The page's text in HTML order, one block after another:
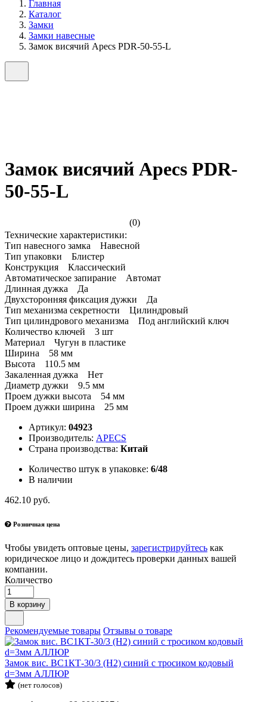
Главная
Каталог
Замки
Замки навесные
Замок висячий Apecs PDR-50-55-L
Замок висячий Apecs PDR-
50-55-L
(0)
Технические характеристики:
Тип навесного замка Навесной
Тип упаковки Блистер
Конструкция Классический
Автоматическое запирание Автомат
Длинная дужка Да
Двухсторонняя фиксация дужки Да
Тип механизма секретности Цилиндровый
Тип цилиндрового механизма Под английский ключ
Количество ключей 3 шт
Материал Чугун в пластике
Ширина 58 мм
Высота 110.5 мм
Закаленная дужка Нет
Диаметр дужки 9.5 мм
Проем дужки высота 54 мм
Проем дужки ширина 25 мм
Артикул: 04923
Производитель: APECS
Страна производства: Китай
Количество штук в упаковке: 6/48
В наличии
462.10 руб.
Розничная цена
Чтобы увидеть оптовые цены, зарегистрируйтесь как
юридическое лицо и дождитесь проверки данных вашей
компании.
Количество
В корзину
Рекомендуемые товары Отзывы о товаре
Замок вис. ВС1КТ-30/3 (H2) синий с тросиком кодовый
d=3мм АЛЛЮР
(нет голосов)